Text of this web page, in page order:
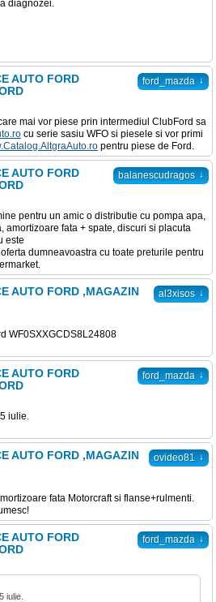
diagnozei.
ford_mazda ↓
AUTO FORD
mai vor piese prin intermediul ClubFord sa
cu serie sasiu WFO si piesele si vor primi
pentru piese de Ford.
balanescudragos ↓
AUTO FORD
pentru un amic o distributie cu pompa apa,
amortizoare fata + spate, discuri si placuta
este
dumneavoastra cu toate preturile pentru
al3xisos ↓
AUTO FORD ,MAGAZIN
WF0SXXGCDS8L24808
ford_mazda ↓
AUTO FORD
iulie.
ovideo81 ↓
AUTO FORD ,MAGAZIN
fata Motorcraft si flanse+rulmenti.
ford_mazda ↓
AUTO FORD
iulie.